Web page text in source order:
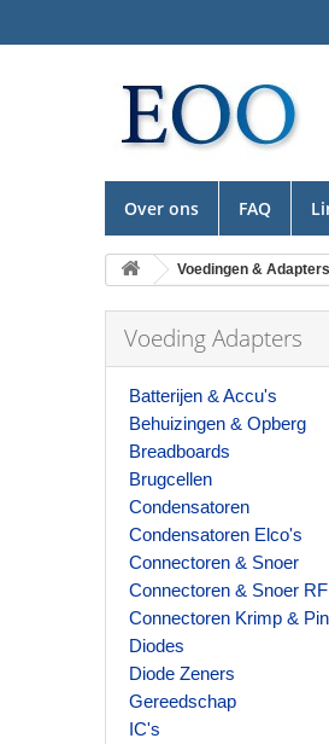
Over ons FAQ
Voedingen & Adapters
Voeding Adapters
Batterijen & Accu's
Behuizingen & Opberg
Breadboards
Brugcellen
Condensatoren
Condensatoren Elco's
Connectoren & Snoer
Connectoren & Snoer RF
Connectoren Krimp & Pin
Diodes
Diode Zeners
Gereedschap
IC's